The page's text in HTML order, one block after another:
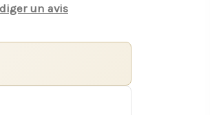
un avis